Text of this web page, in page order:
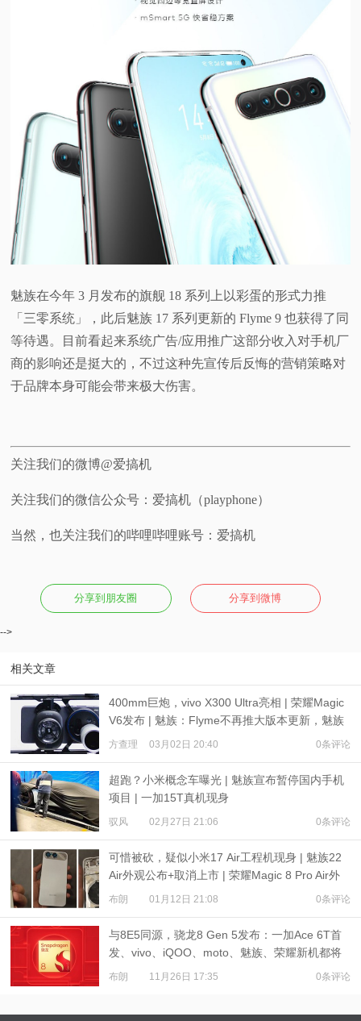
魅族在今年 3 月发布的旗舰 18 系列上以彩蛋的形式力推
「三零系统」，此后魅族 17 系列更新的 Flyme 9 也获得了同
等待遇。目前看起来系统广告/应用推广这部分收入对手机厂
商的影响还是挺大的，不过这种先宣传后反悔的营销策略对
于品牌本身可能会带来极大伤害。
关注我们的微博@爱搞机
关注我们的微信公众号：爱搞机（playphone）
当然，也关注我们的哔哩哔哩账号：爱搞机
分享到朋友圈 分享到微博
-->
相关文章
400mm巨炮，vivo X300 Ultra亮相 | 荣耀Magic
V6发布 | 魅族：Flyme不再推大版本更新，魅族
23不发售
方查理 03月02日 20:40 0条评论
超跑？小米概念车曝光 | 魅族宣布暂停国内手机
项目 | 一加15T真机现身
驭风 02月27日 21:06 0条评论
可惜被砍，疑似小米17 Air工程机现身 | 魅族22
Air外观公布+取消上市 | 荣耀Magic 8 Pro Air外
观解禁
布朗 01月12日 21:08 0条评论
与8E5同源，骁龙8 Gen 5发布：一加Ace 6T首
发、vivo、iQOO、moto、魅族、荣耀新机都将
搭载
布朗 11月26日 17:35 0条评论